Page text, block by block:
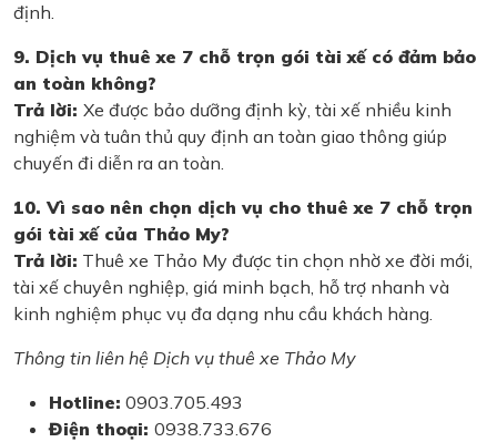
định.
9. Dịch vụ thuê xe 7 chỗ trọn gói tài xế có đảm bảo
an toàn không?
Trả lời: Xe được bảo dưỡng định kỳ, tài xế nhiều kinh
nghiệm và tuân thủ quy định an toàn giao thông giúp
chuyến đi diễn ra an toàn.
10. Vì sao nên chọn dịch vụ cho thuê xe 7 chỗ trọn
gói tài xế của Thảo My?
Trả lời: Thuê xe Thảo My được tin chọn nhờ xe đời mới,
tài xế chuyên nghiệp, giá minh bạch, hỗ trợ nhanh và
kinh nghiệm phục vụ đa dạng nhu cầu khách hàng.
Thông tin liên hệ Dịch vụ thuê xe Thảo My
Hotline: 0903.705.493
Điện thoại: 0938.733.676